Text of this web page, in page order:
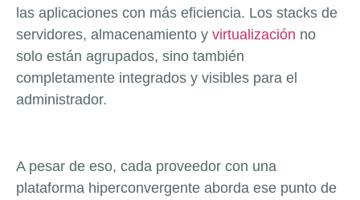
las aplicaciones con más eficiencia. Los stacks de
servidores, almacenamiento y virtualización no
solo están agrupados, sino también
completamente integrados y visibles para el
administrador.
A pesar de eso, cada proveedor con una
plataforma hiperconvergente aborda ese punto de